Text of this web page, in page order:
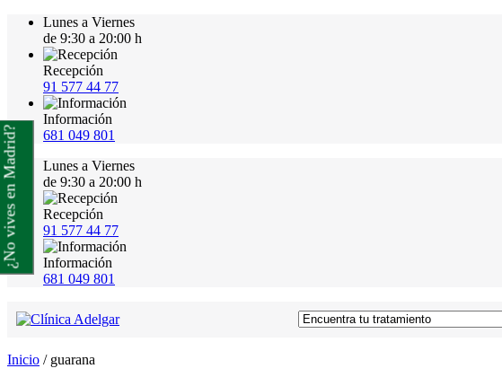
Lunes a Viernes
de 9:30 a 20:00 h
Recepción
91 577 44 77
Información
681 049 801
Lunes a Viernes
de 9:30 a 20:00 h
Recepción
91 577 44 77
Información
681 049 801
Inicio / guarana
¿No vives en Madrid?